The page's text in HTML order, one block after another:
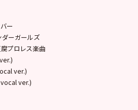
ー
ダーガールズ
腐プロレス楽曲
ver.)
vocal ver.)